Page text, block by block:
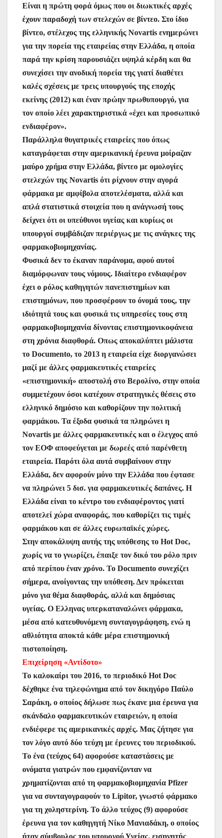
Είναι η πρώτη φορά όμως που οι διωκτικές αρχές
έχουν παραδοχή των στελεχών σε βίντεο. Στο ίδιο
βίντεο, στέλεχος της ελληνικής Novartis ενημερώνει
για την πορεία της εταιρείας στην Ελλάδα, η οποία
παρά την κρίση παρουσιάζει υψηλά κέρδη και θα
συνεχίσει την ανοδική πορεία της γιατί διαθέτει
καλές σχέσεις με τρεις υπουργούς της εποχής
εκείνης (2012) και έναν πρώην πρωθυπουργό, για
τον οποίο λέει χαρακτηριστικά «έχει και προσωπικό
ενδιαφέρον».
Παράλληλα θυγατρικές εταιρείες που όπως
καταγράφεται στην αμερικανική έρευνα μοίραζαν
μαύρο χρήμα στην Ελλάδα, βίντεο με ομολογίες
στελεχών της Novartis ότι ρίχνουν στην αγορά
φάρμακα με αμφίβολα αποτελέσματα, αλλά και
απλά στατιστικά στοιχεία που η ανάγνωσή τους
δείχνει ότι οι υπεύθυνοι υγείας και κυρίως οι
υπουργοί συμβάδιζαν περιέργως με τις ανάγκες της
φαρμακοβιομηχανίας.
Φυσικά δεν το έκαναν παράνομα, αφού αυτοί
διαμόρφωναν τους νόμους. Ιδιαίτερο ενδιαφέρον
έχει ο ρόλος καθηγητών πανεπιστημίων και
επιστημόνων, που προσφέρουν το όνομά τους, την
ιδιότητά τους και φυσικά τις υπηρεσίες τους στη
φαρμακοβιομηχανία δίνοντας επιστημονικοφάνεια
στη χρόνια διαφθορά. Οπως αποκαλύπτει μάλιστα
το Documento, το 2013 η εταιρεία είχε διοργανώσει
μαζί με άλλες φαρμακευτικές εταιρείες
«επιστημονική» αποστολή στο Βερολίνο, στην οποία
συμμετέχουν όσοι κατέχουν στρατηγικές θέσεις στο
ελληνικό δημόσιο και καθορίζουν την πολιτική
φαρμάκου. Τα έξοδα φυσικά τα πληρώνει η
Novartis με άλλες φαρμακευτικές και ο έλεγχος από
τον ΕΟΦ αποφεύγεται με δωρεές από παρένθετη
εταιρεία. Παρότι όλα αυτά συμβαίνουν στην
Ελλάδα, δεν αφορούν μόνο την Ελλάδα που έφτασε
να πληρώνει 5 δισ. για φαρμακευτικές δαπάνες. Η
Ελλάδα είναι το κέντρο του ενδιαφέροντος γιατί
αποτελεί χώρα αναφοράς, που καθορίζει τις τιμές
φαρμάκου και σε άλλες ευρωπαϊκές χώρες.
Στην αποκάλυψη αυτής της υπόθεσης το Hot Doc,
χωρίς να το γνωρίζει, έπαιξε τον δικό του ρόλο πριν
από περίπου έναν χρόνο. Το Documento συνεχίζει
σήμερα, ανοίγοντας την υπόθεση. Δεν πρόκειται
μόνο για θέμα διαφθοράς, αλλά και δημόσιας
υγείας. Ο Ελληνας υπερκαταναλώνει φάρμακα,
μέσα από κατευθυνόμενη συνταγογράφηση, ενώ η
αθλιότητα αποκτά κάθε μέρα επιστημονική
πιστοποίηση.
Επιχείρηση «Αντίδοτο»
Το καλοκαίρι του 2016, το περιοδικό Hot Doc
δέχθηκε ένα τηλεφώνημα από τον δικηγόρο Παύλο
Σαράκη, ο οποίος δήλωσε πως έκανε μια έρευνα για
σκάνδαλο φαρμακευτικών εταιρειών, η οποία
ενδιέφερε τις αμερικανικές αρχές. Μας ζήτησε για
τον λόγο αυτό δύο τεύχη με έρευνες του περιοδικού.
Το ένα (τεύχος 64) αφορούσε καταστάσεις με
ονόματα γιατρών που εμφανίζονταν να
χρηματίζονται από τη φαρμακοβιομηχανία Pfizer
για να συνταγογραφούν το Lipitor, γνωστό φάρμακο
για τη χοληστερίνη. Το άλλο τεύχος (9) αφορούσε
έρευνα για τον καθηγητή Νίκο Μανιαδάκη, ο οποίος